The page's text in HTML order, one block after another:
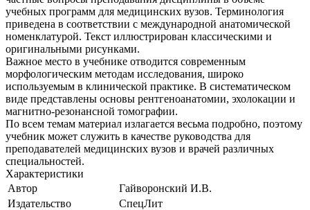
учебных программ для медицинских вузов. Терминология
приведена в соответствии с международной анатомической
номенклатурой. Текст иллюстрирован классическими и
оригинальными рисунками.
Важное место в учебнике отводится современным
морфологическим методам исследования, широко
используемым в клинической практике. В систематическом
виде представлены основы рентгеноанатомии, эхолокации и
магнитно-резонансной томографии.
По всем темам материал излагается весьма подробно, поэтому
учебник может служить в качестве руководства для
преподавателей медицинских вузов и врачей различных
специальностей.
Характеристики
Автор
Гайворонский И.В.
Издательство
СпецЛит